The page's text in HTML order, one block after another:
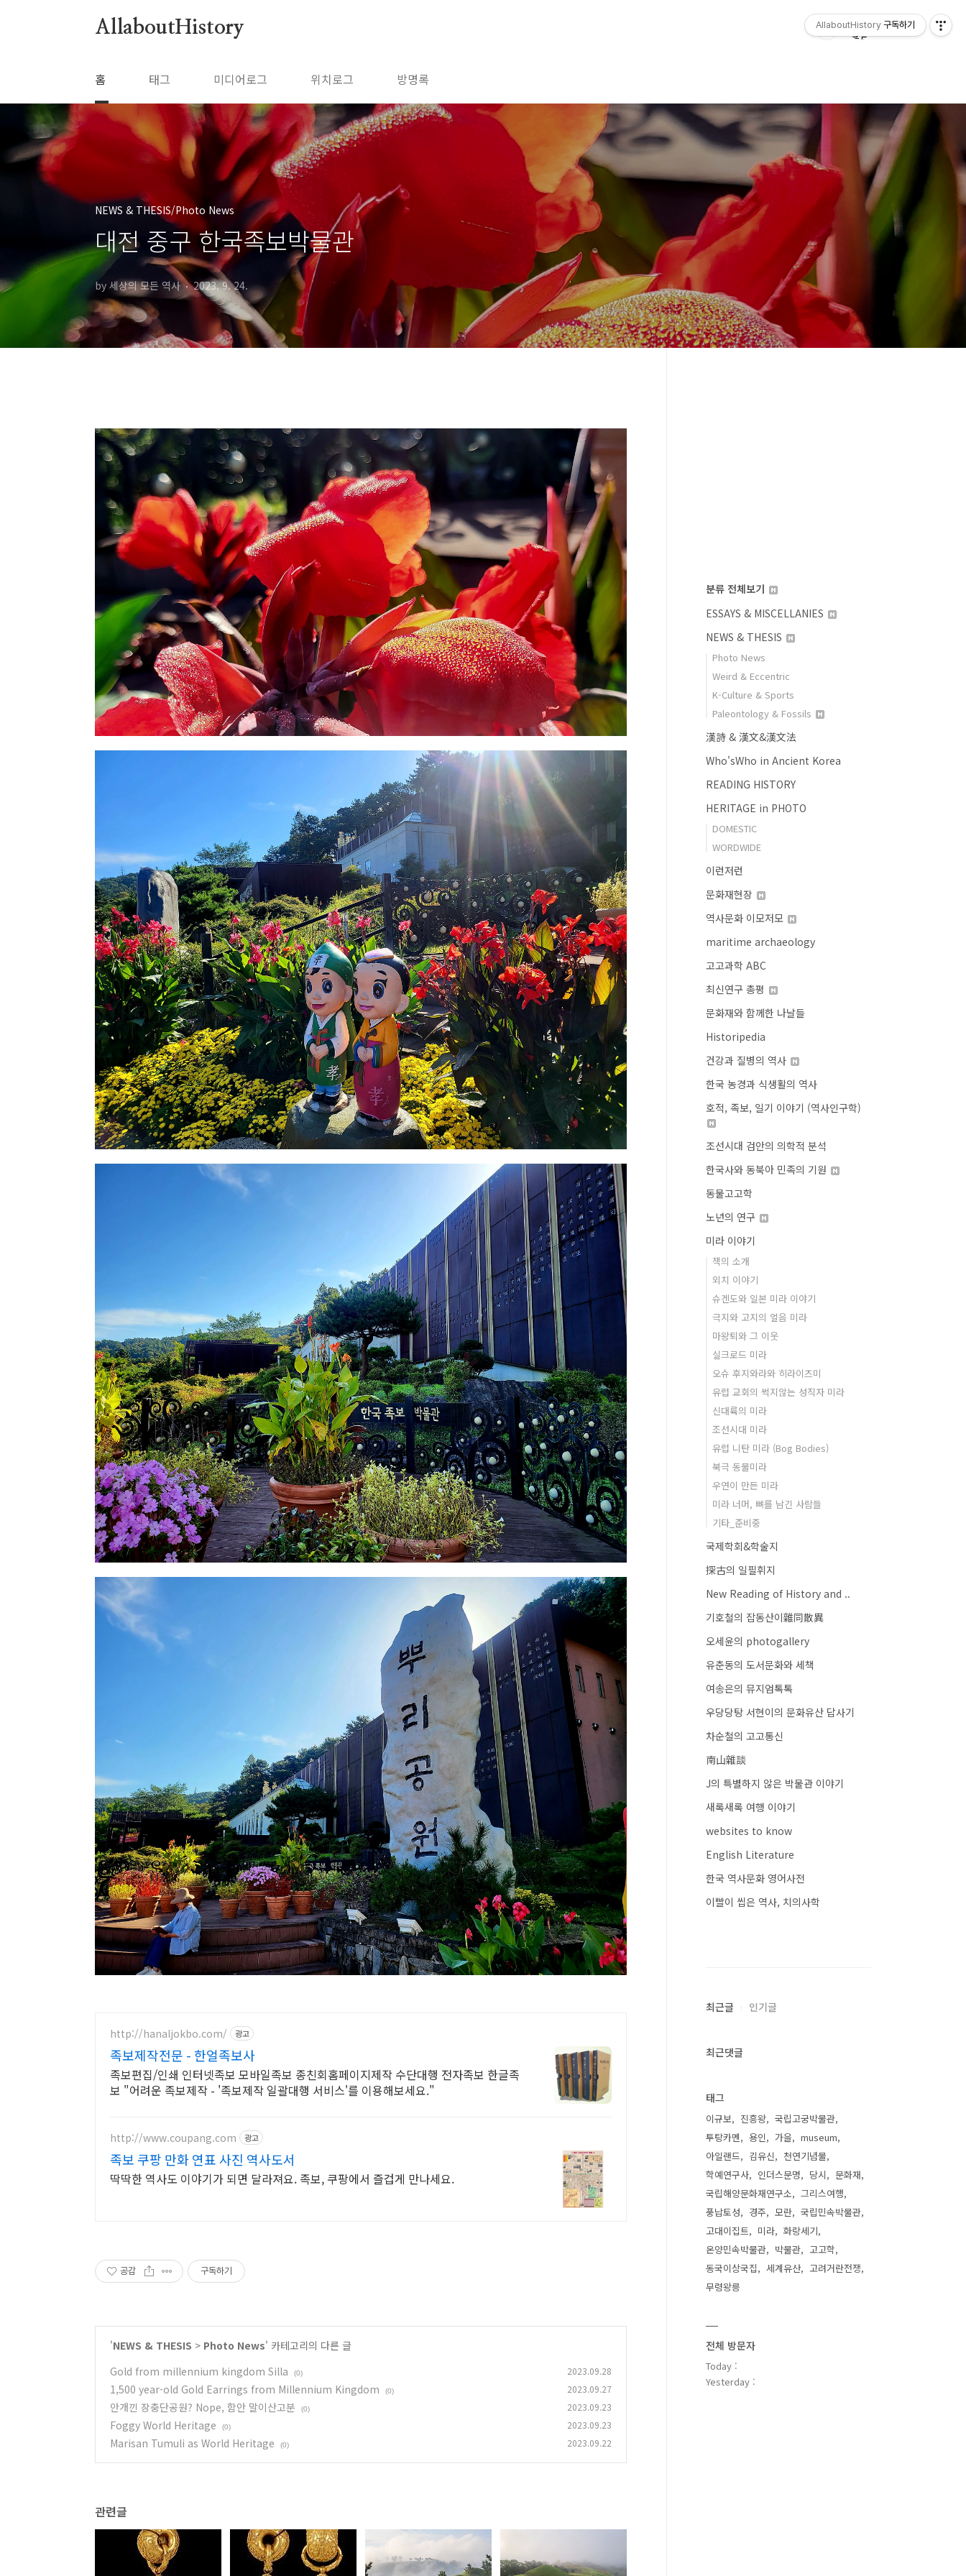
AllaboutHistory
홈 태그 미디어로그 위치로그 방명록
NEWS & THESIS/Photo News
대전 중구 한국족보박물관
by 세상의 모든 역사 2023. 9. 24.
http://hanaljokbo.com/ 광고
족보제작전문 - 한얼족보사
족보편집/인쇄 인터넷족보 모바일족보 종친회홈페이지제작 수단대행 전자족보 한글족
보 "어려운 족보제작 - '족보제작 일괄대행 서비스'를 이용해보세요."
http://www.coupang.com 광고
족보 쿠팡 만화 연표 사진 역사도서
딱딱한 역사도 이야기가 되면 달라져요. 족보, 쿠팡에서 즐겁게 만나세요.
공감 구독하기
'NEWS & THESIS > Photo News' 카테고리의 다른 글
Gold from millennium kingdom Silla
(0) 2023.09.28
1,500 year-old Gold Earrings from Millennium Kingdom (0) 2023.09.27
안개낀 장충단공원? Nope, 함안 말이산고분 (0) 2023.09.23
Foggy World Heritage (0) 2023.09.23
Marisan Tumuli as World Heritage (0) 2023.09.22
관련글
분류 전체보기
ESSAYS & MISCELLANIES
NEWS & THESIS
Photo News
Weird & Eccentric
K-Culture & Sports
Paleontology & Fossils
漢詩 & 漢文&漢文法
Who'sWho in Ancient Korea
READING HISTORY
HERITAGE in PHOTO
DOMESTIC
WORDWIDE
이런저런
문화재현장
역사문화 이모저모
maritime archaeology
고고과학 ABC
최신연구 총평
문화재와 함께한 나날들
Historipedia
건강과 질병의 역사
한국 농경과 식생활의 역사
호적, 족보, 일기 이야기 (역사인구학)
조선시대 검안의 의학적 분석
한국사와 동북아 민족의 기원
동물고고학
노년의 연구
미라 이야기
책의 소개
외치 이야기
슈겐도와 일본 미라 이야기
극지와 고지의 얼음 미라
마왕퇴와 그 이웃
실크로드 미라
오슈 후지와라와 히라이즈미
유럽 교회의 썩지않는 성직자 미라
신대륙의 미라
조선시대 미라
유럽 니탄 미라 (Bog Bodies)
북극 동물미라
우연이 만든 미라
미라 너머, 뼈를 남긴 사람들
기타_준비중
국제학회&학술지
探古의 일필휘지
New Reading of History and ..
기호철의 잡동산이雜同散異
오세윤의 photogallery
유춘동의 도서문화와 세책
여송은의 뮤지엄톡톡
우당당탕 서현이의 문화유산 답사기
차순철의 고고통신
南山雜談
J의 특별하지 않은 박물관 이야기
새록새록 여행 이야기
websites to know
English Literature
한국 역사문화 영어사전
이빨이 씹은 역사, 치의사학
최근글 인기글
최근댓글
태그
이규보 진흥왕
국립고궁박물관
투탕카멘
용인 가을
museum
아일랜드
김유신
천연기념물
학예연구사
인더스문명 당시
문화재
국립해양문화재연구소
그리스여행
풍납토성
경주 모란
국립민속박물관
고대이집트
미라
화랑세기
온양민속박물관
박물관
고고학
동국이상국집
세계유산
고려거란전쟁
무령왕릉
전체 방문자
Today :
Yesterday :
AllaboutHistory 구독하기